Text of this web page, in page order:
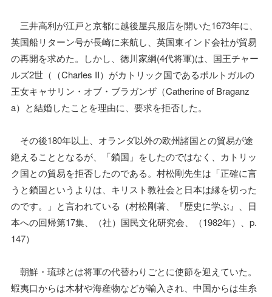
三井高利が江戸と京都に越後屋呉服店を開いた1673年に、
英国船リターン号が長崎に来航し、英国東インド会社が貿易
の再開を求めた。しかし、徳川家綱(4代将軍)は、国王チャー
ルズ2世（（Charles II）がカトリック国であるポルトガルの
王女キャサリン・オブ・ブラガンザ（Catherine of Braganz
a）と結婚したことを理由に、要求を拒否した。
その後180年以上、オランダ以外の欧州諸国との貿易が途
絶えることとなるが、「鎖国」をしたのではなく、カトリッ
ク国との貿易を拒否したのである。村松剛先生は「正確に言
うと鎖国というよりは、キリスト教社会と日本は縁を切った
のです。」と言われている（村松剛著、『歴史に学ぶ』、日
本への回帰第17集、（社）国民文化研究会、（1982年）、p.
147）
朝鮮・琉球とは将軍の代替わりごとに使節を迎えていた。
蝦夷口からは木材や海産物などが輸入され、中国からは生糸